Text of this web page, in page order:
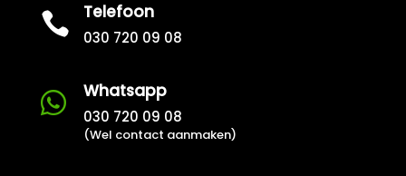
 Telefoon
030 720 09 08
 Whatsapp
030 720 09 08
(Wel contact aanmaken)